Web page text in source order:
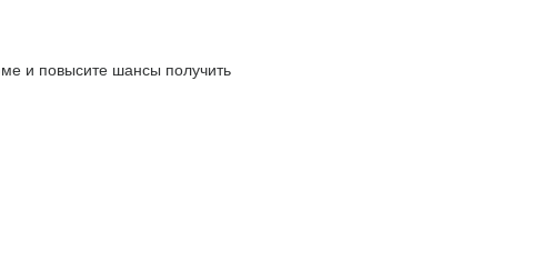
и повысите шансы получить